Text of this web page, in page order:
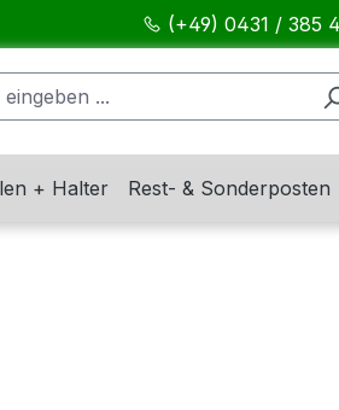
(+49) 0431 / 385
+ Halter Rest- & Sonderposten